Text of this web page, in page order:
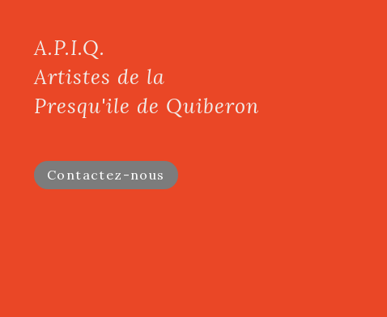
A.P.I.Q.
Artistes de la
Presqu'ile de Quiberon
Contactez-nous